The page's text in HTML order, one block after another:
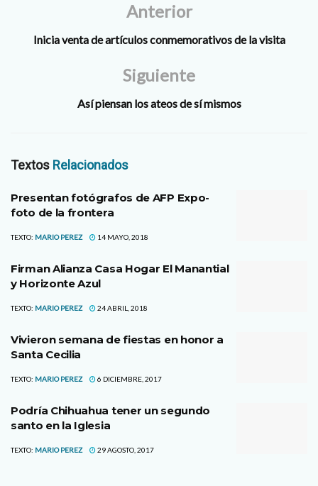
Anterior
Inicia venta de artículos conmemorativos de la visita
Siguiente
Así piensan los ateos de sí mismos
Textos Relacionados
Presentan fotógrafos de AFP Expo-
foto de la frontera
TEXTO: MARIO PEREZ 14 MAYO, 2018
Firman Alianza Casa Hogar El Manantial
y Horizonte Azul
TEXTO: MARIO PEREZ 24 ABRIL, 2018
Vivieron semana de fiestas en honor a
Santa Cecilia
TEXTO: MARIO PEREZ 6 DICIEMBRE, 2017
Podría Chihuahua tener un segundo
santo en la Iglesia
TEXTO: MARIO PEREZ 29 AGOSTO, 2017